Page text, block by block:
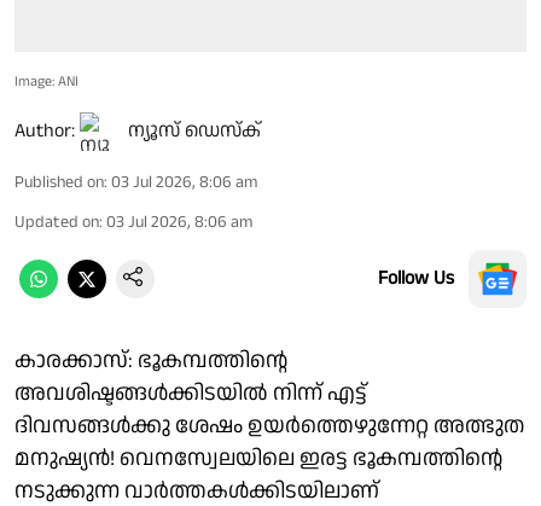
Image: ANI
Author: ന്യൂസ് ഡെസ്ക്
Published on: 03 Jul 2026, 8:06 am
Updated on: 03 Jul 2026, 8:06 am
Follow Us
കാരക്കാസ്: ഭൂകമ്പത്തിന്റെ
അവശിഷ്ടങ്ങള്‍ക്കിടയില്‍ നിന്ന് എട്ട്
ദിവസങ്ങള്‍ക്കു ശേഷം ഉയര്‍ത്തെഴുന്നേറ്റ അത്ഭുത
മനുഷ്യന്‍! വെനസ്വേലയിലെ ഇരട്ട ഭൂകമ്പത്തിന്റെ
നടുക്കുന്ന വാര്‍ത്തകള്‍ക്കിടയിലാണ്